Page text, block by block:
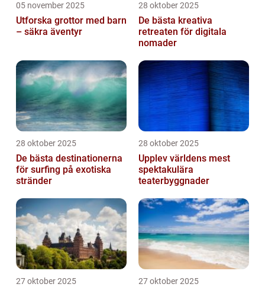
05 november 2025
Utforska grottor med barn
– säkra äventyr
28 oktober 2025
De bästa kreativa
retreaten för digitala
nomader
28 oktober 2025
De bästa destinationerna
för surfing på exotiska
stränder
28 oktober 2025
Upplev världens mest
spektakulära
teaterbyggnader
27 oktober 2025 27 oktober 2025